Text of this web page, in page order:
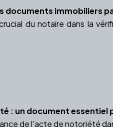
documents immobiliers
du notaire dans la
: un document
de l'acte de notoriété